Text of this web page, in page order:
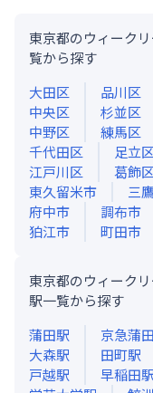
東京都のウィーク
覧から探す
大田区
品川区
中央区
杉並区
中野区
練馬区
千代田区
足立区
江戸川区
葛飾区
東久留米市
三
府中市
調布市
狛江市
町田市
東京都のウィーク
駅一覧から探す
蒲田駅 京急蒲田
大森駅 田町駅
戸越駅 早稲田駅